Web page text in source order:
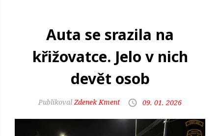
Auta se srazila na
křižovatce. Jelo v nich
devět osob
Zdenek Kment 09. 01. 2026